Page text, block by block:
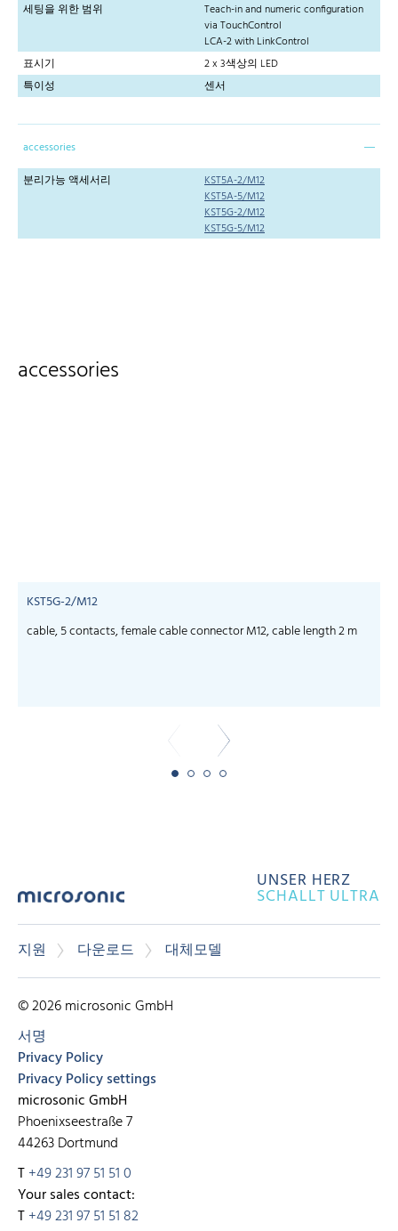
세팅을 위한 범위
Teach-in and numeric configuration
via TouchControl
LCA-2 with LinkControl
표시기
2 x 3색상의 LED
특이성
센서
accessories
분리가능 액세서리
KST5A-2/M12
KST5A-5/M12
KST5G-2/M12
KST5G-5/M12
accessories
KST5G-2/M12
cable, 5 contacts, female cable connector M12, cable length 2 m
UNSER HERZ
SCHALLT ULTRA
지원 다운로드 대체모델
© 2026 microsonic GmbH
서명
Privacy Policy
Privacy Policy settings
microsonic GmbH
Phoenixseestraße 7
44263 Dortmund
T+49 231 97 51 51 0
Your sales contact:
T+49 231 97 51 51 82